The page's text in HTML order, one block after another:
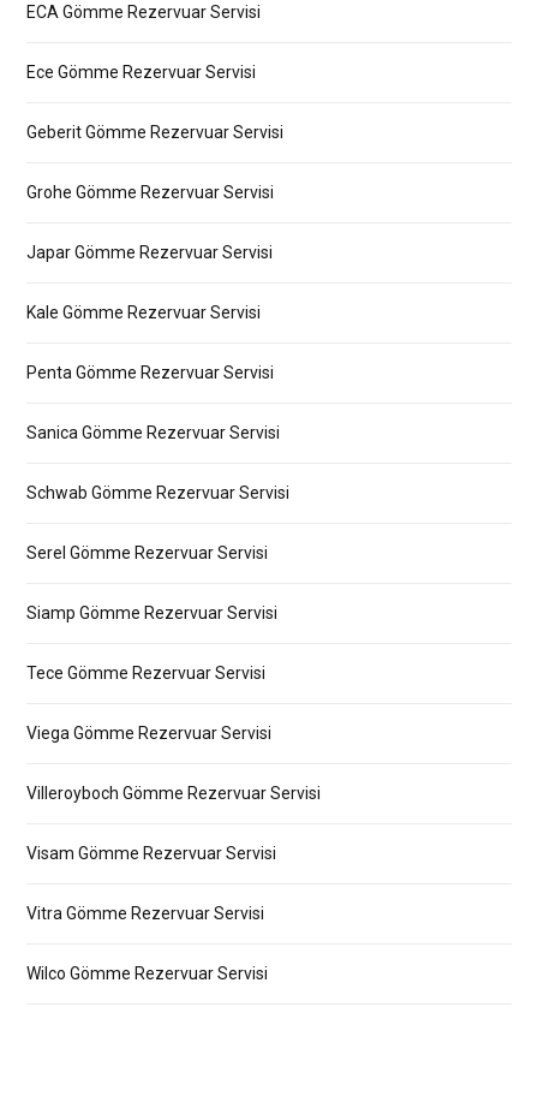
ECA Gömme Rezervuar Servisi
Ece Gömme Rezervuar Servisi
Geberit Gömme Rezervuar Servisi
Grohe Gömme Rezervuar Servisi
Japar Gömme Rezervuar Servisi
Kale Gömme Rezervuar Servisi
Penta Gömme Rezervuar Servisi
Sanica Gömme Rezervuar Servisi
Schwab Gömme Rezervuar Servisi
Serel Gömme Rezervuar Servisi
Siamp Gömme Rezervuar Servisi
Tece Gömme Rezervuar Servisi
Viega Gömme Rezervuar Servisi
Villeroyboch Gömme Rezervuar Servisi
Visam Gömme Rezervuar Servisi
Vitra Gömme Rezervuar Servisi
Wilco Gömme Rezervuar Servisi